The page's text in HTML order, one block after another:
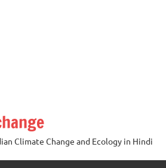
Climate Change and Ecology in Hindi